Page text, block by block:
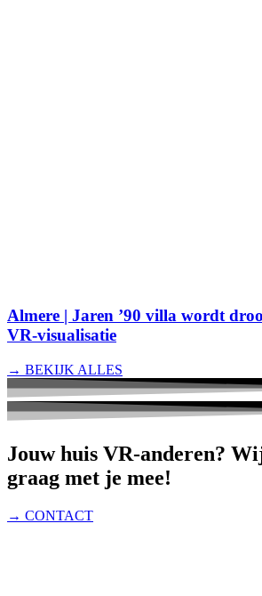
Almere | Jaren ’90 villa wordt
VR-visualisatie
→ BEKIJK ALLES
Jouw huis VR-anderen?
graag met je mee!
→ CONTACT